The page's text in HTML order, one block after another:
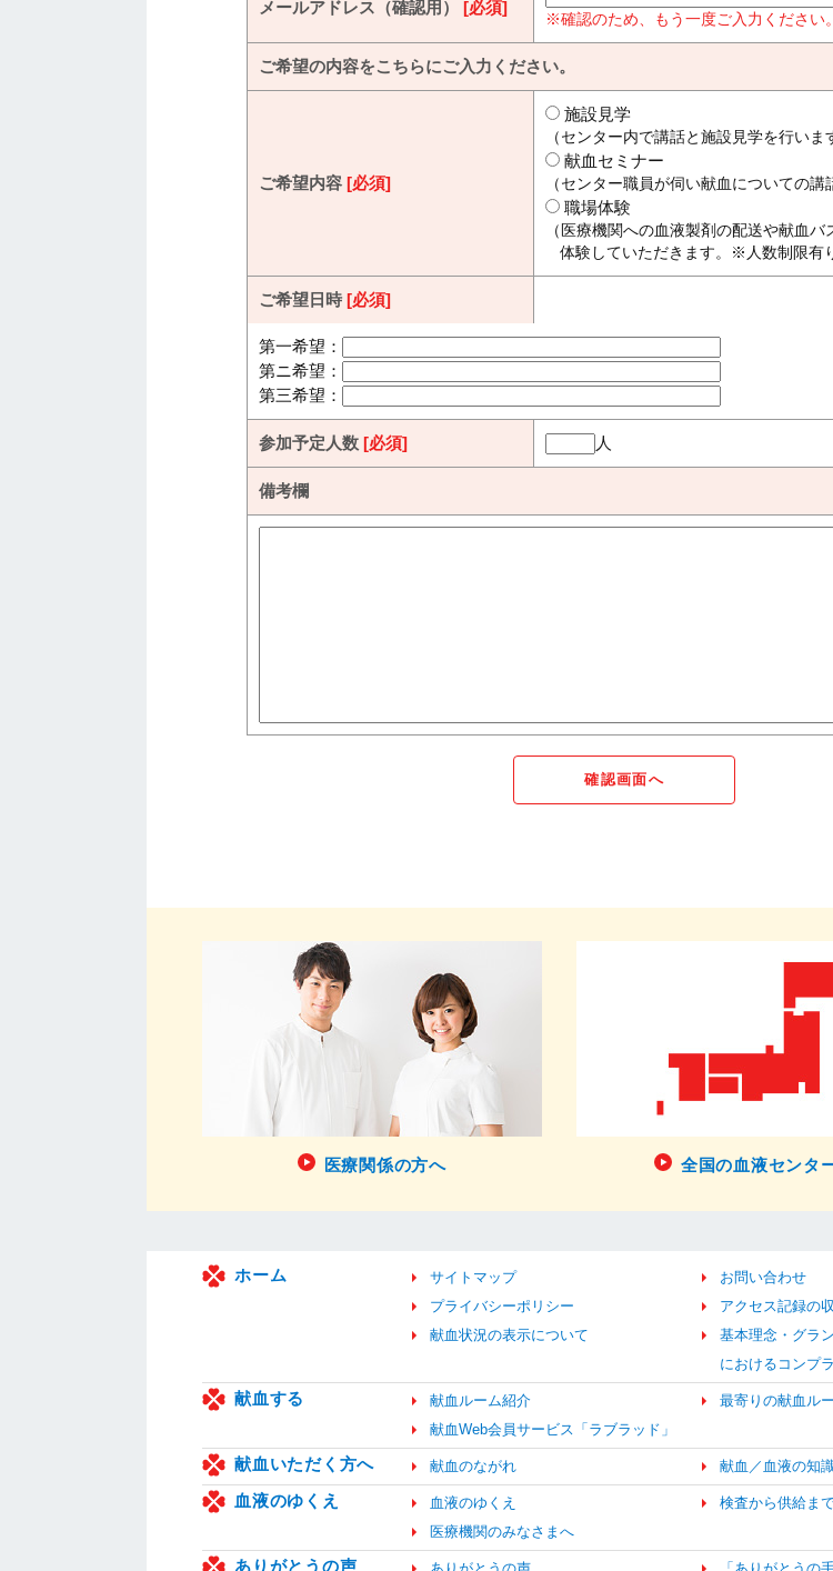
メールアドレス（確認用） [必須]
※確認のため、もう一度ご入力ください。
ご希望の内容をこちらにご入力ください。
ご希望内容 [必須]
施設見学
（センター内で講話と施設見学を行いま
献血セミナー
（センター職員が伺い献血についての講
職場体験
（医療機関への血液製剤の配送や献血
体験していただきます。※人数制限有
ご希望日時 [必須]
第一希望：
第ニ希望：
第三希望：
参加予定人数 [必須] 人
備考欄
確認画面へ
医療関係の方へ 全国の血液センタ
ホーム サイトマップ お問い合わせ
プライバシーポリシー
アクセス記録の
献血状況の表示について
基本理念・グラ
におけるコンプ
献血する 献血ルーム紹介 最寄りの献血ル
献血Web会員サービス「ラブラッド」
献血いただく方へ 献血のながれ 献血／血液の知
血液のゆくえ 血液のゆくえ 検査から供給ま
医療機関のみなさまへ
ありがとうの声